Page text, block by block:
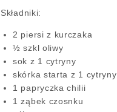
Składniki:
2 piersi z kurczaka
½ szkl oliwy
sok z 1 cytryny
skórka starta z 1 cytryny
1 papryczka chilii
1 ząbek czosnku